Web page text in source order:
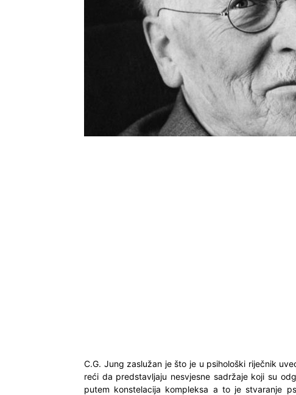
C.G. Jung zaslužan je što je u psihološki riječnik
reći da predstavljaju nesvjesne sadržaje koji su
putem konstelacija kompleksa a to je stvaranje